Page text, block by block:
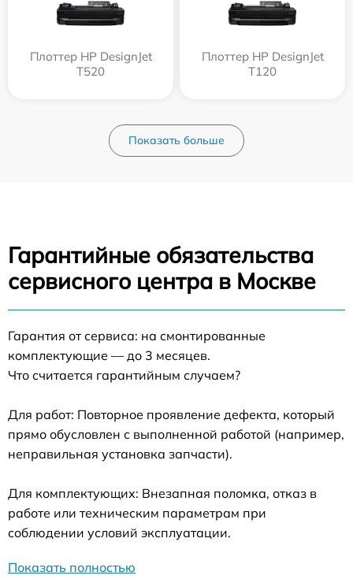
Плоттер HP DesignJet
T520
Плоттер HP DesignJet
T120
Показать больше
Гарантийные обязательства
сервисного центра в Москве
Гарантия от сервиса: на смонтированные
комплектующие — до 3 месяцев.
Что считается гарантийным случаем?
Для работ: Повторное проявление дефекта, который
прямо обусловлен с выполненной работой (например,
неправильная установка запчасти).
Для комплектующих: Внезапная поломка, отказ в
работе или техническим параметрам при
соблюдении условий эксплуатации.
Показать полностью